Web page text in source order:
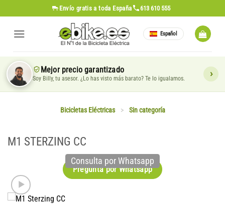
al
contenido
Envío gratis a toda España 613 610 555
Español
Mejor precio garantizado
Soy Billy, tu asesor. ¿Lo has visto más barato? Te lo igualamos.
Bicicletas Eléctricas > Sin categoría
M1 STERZING CC
Pregunta por Whatsapp
Consulta por Whatsapp